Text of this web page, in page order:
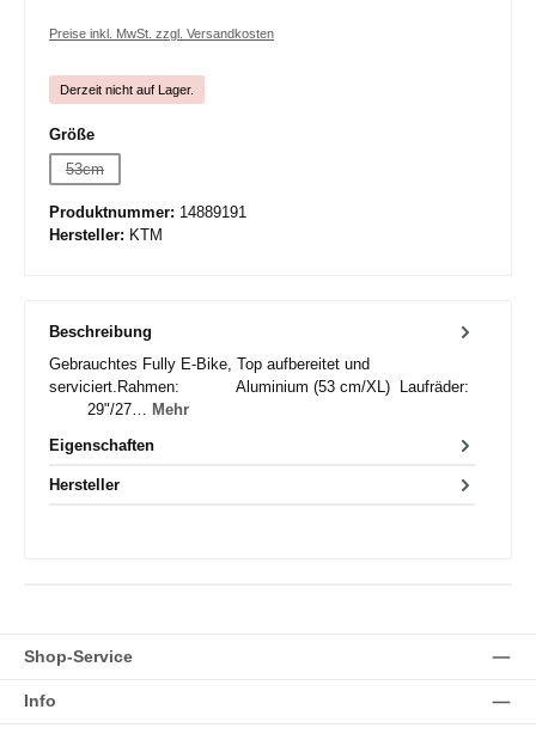
Preise inkl. MwSt. zzgl. Versandkosten
Derzeit nicht auf Lager.
Größeauswählen
53cm
Produktnummer: 14889191
Hersteller: KTM
Beschreibung
Gebrauchtes Fully E-Bike, Top aufbereitet und
serviciert.Rahmen: Aluminium (53 cm/XL) Laufräder:
29"/27… Mehr
Eigenschaften
Hersteller
Shop-Service
Info